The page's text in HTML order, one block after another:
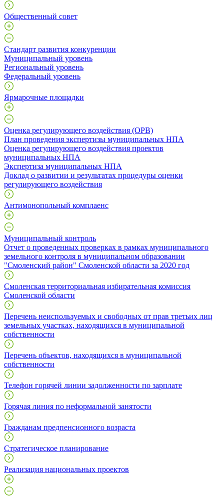
Общественный совет
Стандарт развития конкуренции
Муниципальный уровень
Региональный уровень
Федеральный уровень
Ярмарочные площадки
Оценка регулирующего воздействия (ОРВ)
План проведения экспертизы муниципальных НПА
Оценка регулирующего воздействия проектов
муниципальных НПА
Экспертиза муниципальных НПА
Доклад о развитии и результатах процедуры оценки
регулирующего воздействия
Антимонопольный комплаенс
Муниципальный контроль
Отчет о проведенных проверках в рамках муниципального
земельного контроля в муниципальном образовании
"Смоленский район" Смоленской области за 2020 год
Смоленская территориальная избирательная комиссия
Смоленской области
Перечень неиспользуемых и свободных от прав третьих лиц
земельных участках, находящихся в муниципальной
собственности
Перечень объектов, находящихся в муниципальной
собственности
Телефон горячей линии задолженности по зарплате
Горячая линия по неформальной занятости
Гражданам предпенсионного возраста
Стратегическое планирование
Реализация национальных проектов